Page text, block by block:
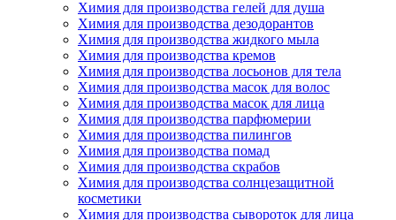
Химия для производства гелей для душа
Химия для производства дезодорантов
Химия для производства жидкого мыла
Химия для производства кремов
Химия для производства лосьонов для тела
Химия для производства масок для волос
Химия для производства масок для лица
Химия для производства парфюмерии
Химия для производства пилингов
Химия для производства помад
Химия для производства скрабов
Химия для производства солнцезащитной
косметики
Химия для производства сывороток для лица